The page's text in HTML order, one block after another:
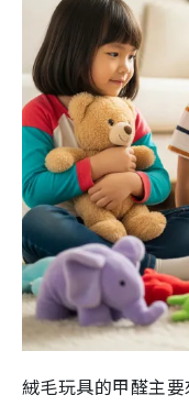
絨毛玩具的甲醛主